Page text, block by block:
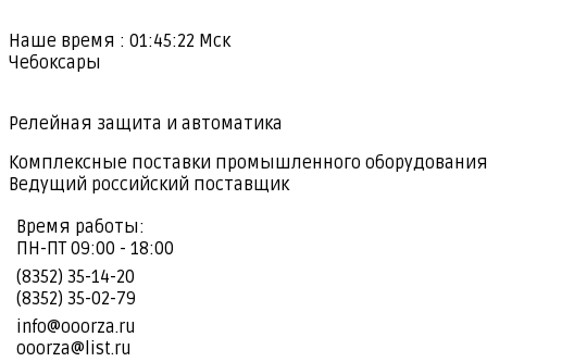
Наше время : 01:45:23 Мск
Чебоксары
Релейная защита и автоматика
Комплексные поставки промышленного оборудования
Ведущий российский поставщик
Время работы:
ПН-ПТ 09:00 - 18:00
(8352) 35-14-20
(8352) 35-02-79
info@ooorza.ru
ooorza@list.ru